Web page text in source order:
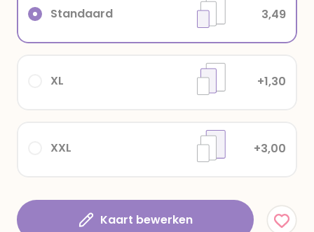
XXL +3,00
XL +1,30
Standaard 3,49
Kaart bewerken